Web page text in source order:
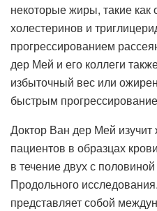
некоторые жиры, такие
холестеринов и
прогрессированием
дер Мей и его коллеги
избыточный вес или
быстрым
Доктор Ван дер Мей
пациентов в образцах
в течение двух с
Продольного
представляет собой